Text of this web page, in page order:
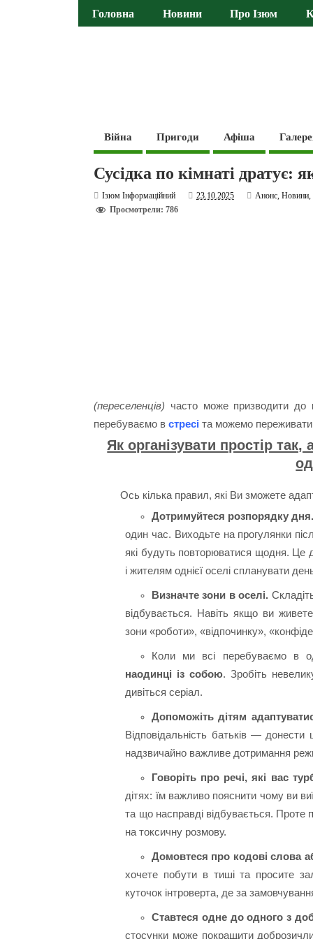
Головна Новини Про Ізюм
Війна Пригоди Афіша
Сусідка по кімнаті дратує:
Ізюм Інформаційний 23.10.2025 Анонс,Новини,
Просмотрели: 786
(переселенців) часто може призводити до
перебуваємо встресі та можемо переживати
Як організувати простір
Ось кілька правил, які Ви зможете
Дотримуйтеся розпорядку дня.
один час. Виходьте на прогулянки
які будуть повторюватися щодня. Це
і жителям однієї оселі спланувати
Визначте зони в оселі.
відбувається. Навіть якщо ви
зони «роботи», «відпочинку»,
Коли ми всі перебуваємо в
наодинці із собою. Зробіть
дивіться серіал.
Допоможіть дітям
Відповідальність батьків —
надзвичайно важливе дотримання
Говоріть про речі, які вас
дітях: їм важливо пояснити чому ви
та що насправді відбувається. Проте
на токсичну розмову.
Домовтеся про кодові слова
хочете побути в тиші та просите
куточок інтроверта, де за
Ставтеся одне до одного з
стосунки може покращити